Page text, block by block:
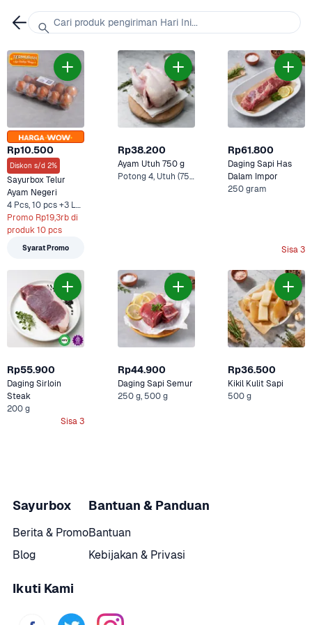
Rp10.500
Diskon s/d 2%
Sayurbox Telur
Ayam Negeri
4 Pcs, 10 pcs +3 Lainnya
Promo Rp19,3rb di
produk 10 pcs
Syarat Promo
Rp38.200
Ayam Utuh 750 g
Potong 4, Utuh (750 g)
Rp61.800
Daging Sapi Has
Dalam Impor
250 gram
Sisa 3
Rp55.900
Daging Sirloin
Steak
200 g
Sisa 3
Rp44.900
Daging Sapi Semur
250 g, 500 g
Rp36.500
Kikil Kulit Sapi
500 g
Sayurbox
Berita & Promo
Blog
Bantuan & Panduan
Bantuan
Kebijakan & Privasi
Ikuti Kami
Cari produk pengiriman Hari Ini...